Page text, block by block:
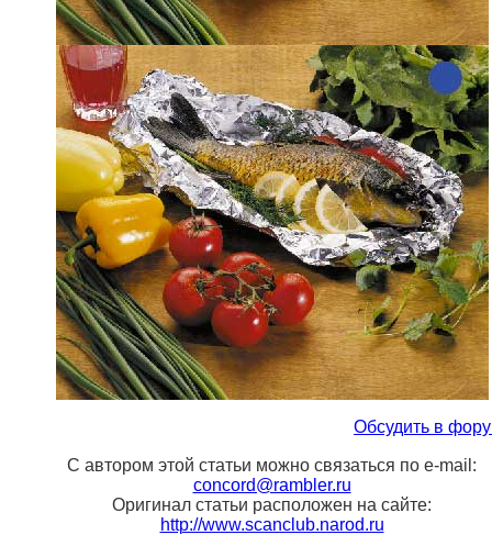
Обсудить в
С автором этой статьи можно связаться по e-mail:
concord@rambler.ru
Оригинал статьи расположен на сайте:
http://www.scanclub.narod.ru